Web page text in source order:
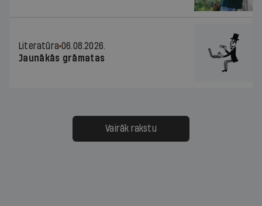
Literatūra 06.08.2026.
Jaunākās grāmatas
Vairāk rakstu